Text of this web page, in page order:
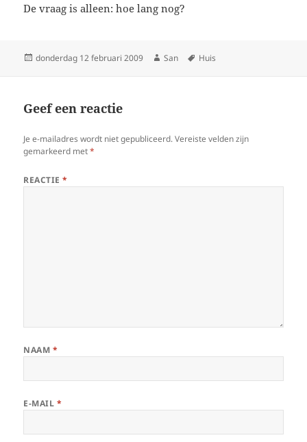
De vraag is alleen: hoe lang nog?
Geplaatst
donderdag 12 februari 2009 Auteur
San Tags
Huis
Geef een reactie
Je e-mailadres wordt niet gepubliceerd. Vereiste velden zijn
gemarkeerd met*
REACTIE*
NAAM *
E-MAIL *